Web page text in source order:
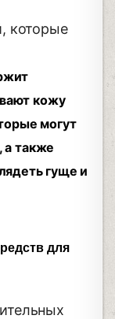
которые
кожу
могут
а также
гуще и
для